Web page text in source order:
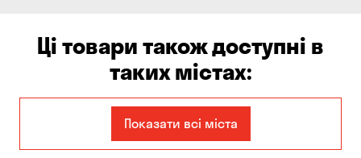
Ці товари також доступні в
таких містах:
Єлизаветівка
Гнідин Дніпро
Показати всі міста